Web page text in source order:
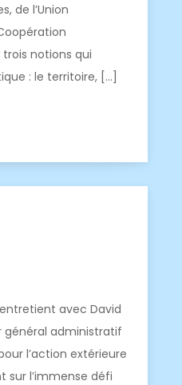
de l’Union
trois notions qui
: le territoire, […]
avec David
général administratif
l’action extérieure
sur l’immense défi